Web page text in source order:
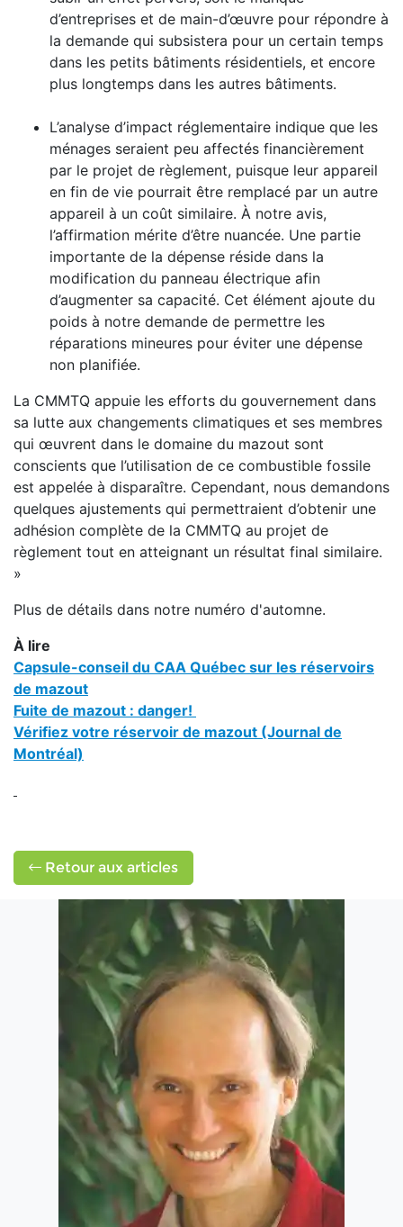
d’entreprises et de main-d’œuvre pour répondre à
la demande qui subsistera pour un certain temps
dans les petits bâtiments résidentiels, et encore
plus longtemps dans les autres bâtiments.
L’analyse d’impact réglementaire indique que les
ménages seraient peu affectés financièrement
par le projet de règlement, puisque leur appareil
en fin de vie pourrait être remplacé par un autre
appareil à un coût similaire. À notre avis,
l’affirmation mérite d’être nuancée. Une partie
importante de la dépense réside dans la
modification du panneau électrique afin
d’augmenter sa capacité. Cet élément ajoute du
poids à notre demande de permettre les
réparations mineures pour éviter une dépense
non planifiée.
La CMMTQ appuie les efforts du gouvernement dans
sa lutte aux changements climatiques et ses membres
qui œuvrent dans le domaine du mazout sont
conscients que l’utilisation de ce combustible fossile
est appelée à disparaître. Cependant, nous demandons
quelques ajustements qui permettraient d’obtenir une
adhésion complète de la CMMTQ au projet de
règlement tout en atteignant un résultat final similaire.
»
Plus de détails dans notre numéro d'automne.
À lire
Capsule-conseil du CAA Québec sur les réservoirs
de mazout
Fuite de mazout : danger!
Vérifiez votre réservoir de mazout (Journal de
Montréal)
Retour aux articles